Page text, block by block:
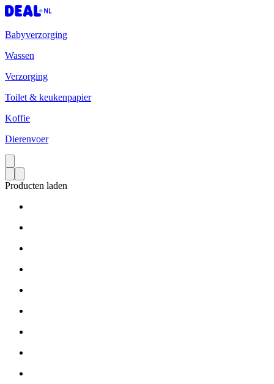
Babyverzorging
Wassen
Verzorging
Toilet & keukenpapier
Koffie
Dierenvoer
Producten laden